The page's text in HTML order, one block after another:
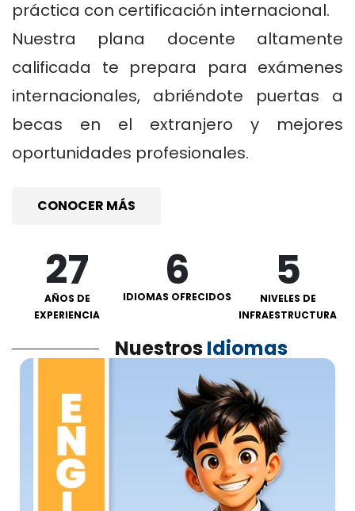
práctica con certificación internacional.
Nuestra plana docente altamente
calificada te prepara para exámenes
internacionales, abriéndote puertas a
becas en el extranjero y mejores
oportunidades profesionales.
CONOCER MÁS
27
AÑOS DE
EXPERIENCIA
6
IDIOMAS OFRECIDOS 5
NIVELES DE
INFRAESTRUCTURA
NuestrosIdiomas